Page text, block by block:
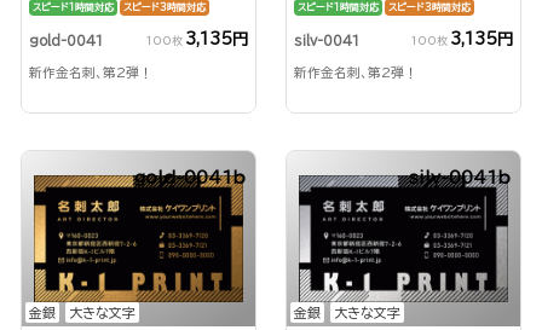
スピード1時間対応 スピード3時間対応
gold-0041 100枚 3,135円
新作金名刺、第2弾！
スピード1時間対応 スピード3時間対応
silv-0041 100枚 3,135円
新作金名刺、第2弾！
金銀 大きな文字
gold-0041b
金銀 大きな文字
silv-0041b